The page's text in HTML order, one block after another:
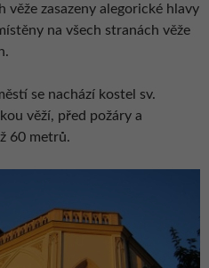
věže zasazeny alegorické hlavy
na všech stranách věže
se nachází kostel sv.
věží, před požáry a
60 metrů.